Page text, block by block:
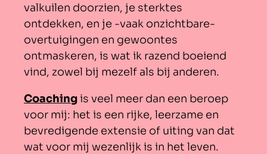
valkuilen doorzien, je sterktes
ontdekken, en je -vaak onzichtbare-
overtuigingen en gewoontes
ontmaskeren, is wat ik razend boeiend
vind, zowel bij mezelf als bij anderen.
Coachingis veel meer dan een beroep
voor mij: het is een rijke, leerzame en
bevredigende extensie of uiting van dat
wat voor mij wezenlijk is in het leven.